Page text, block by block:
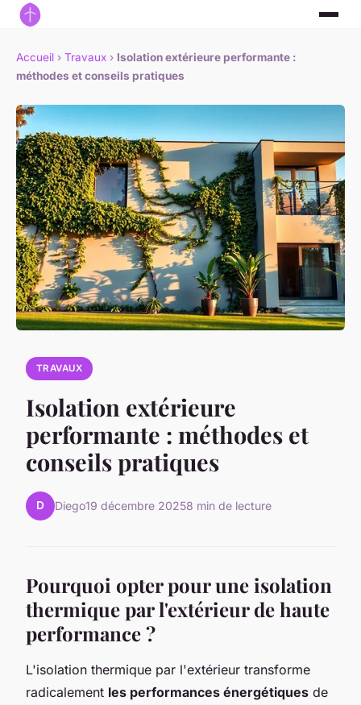
Accueil › Travaux › Isolation extérieure performante :
méthodes et conseils pratiques
TRAVAUX
Isolation extérieure
performante : méthodes et
conseils pratiques
D Diego19 décembre 20258 min de lecture
Pourquoi opter pour une isolation
thermique par l'extérieur de haute
performance ?
L'isolation thermique par l'extérieur transforme
radicalement les performances énergétiques de